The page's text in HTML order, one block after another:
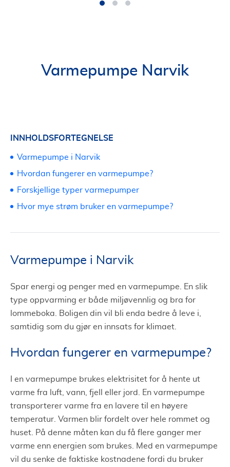
Varmepumpe Narvik
Varmepumpe i Narvik
Spar energi og penger med en varmepumpe. En slik
type oppvarming er både miljøvennlig og bra for
lommeboka. Boligen din vil bli enda bedre å leve i,
samtidig som du gjør en innsats for klimaet.
Hvordan fungerer en varmepumpe?
I en varmepumpe brukes elektrisitet for å hente ut
varme fra luft, vann, fjell eller jord. En varmepumpe
transporterer varme fra en lavere til en høyere
temperatur. Varmen blir fordelt over hele rommet og
huset. På denne måten kan du få flere ganger mer
varme enn energien som brukes. Med en varmepumpe
vil du senke de faktiske kostnadene fordi du bruker
INNHOLDSFORTEGNELSE
Varmepumpe i Narvik
Hvordan fungerer en varmepumpe?
Forskjellige typer varmepumper
Hvor mye strøm bruker en varmepumpe?